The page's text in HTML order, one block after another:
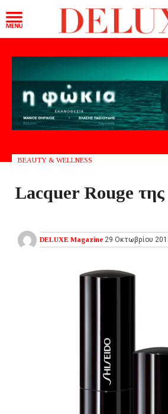
BEAUTY & WELLNESS
Lacquer Rouge
DELUXE Magazine 29 Οκτωβρίου